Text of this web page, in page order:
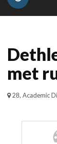
met
28, Academic